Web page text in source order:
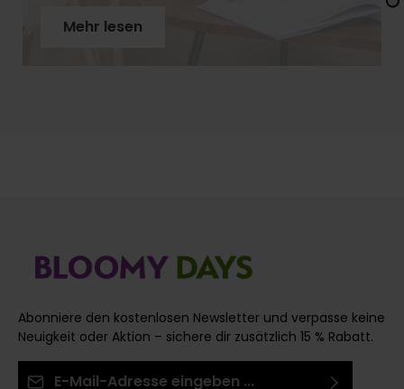
Schritt für Schritt, wie Du Rosenstiele richtig
Mehr lesen
Abonniere den kostenlosen Newsletter und verpasse keine
Neuigkeit oder Aktion – sichere dir zusätzlich 15 % Rabatt.